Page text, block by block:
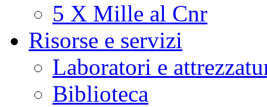
5 X Mille al Cnr
Risorse e servizi
Laboratori e
Biblioteca